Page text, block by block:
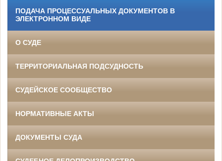
ПОДАЧА ПРОЦЕССУАЛЬНЫХ ДОКУМЕНТОВ В
ЭЛЕКТРОННОМ ВИДЕ
О СУДЕ
ТЕРРИТОРИАЛЬНАЯ ПОДСУДНОСТЬ
СУДЕЙСКОЕ СООБЩЕСТВО
НОРМАТИВНЫЕ АКТЫ
ДОКУМЕНТЫ СУДА